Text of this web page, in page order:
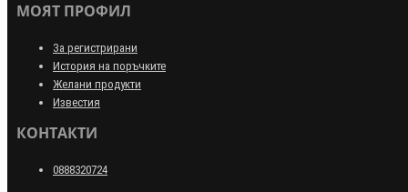
МОЯТ ПРОФИЛ
За регистрирани
История на поръчките
Желани продукти
Известия
КОНТАКТИ
0888320724